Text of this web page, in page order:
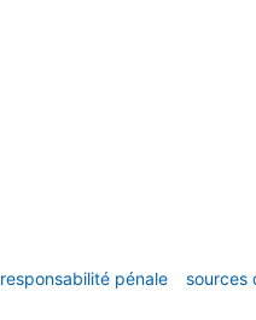
responsabilité pénale
sources